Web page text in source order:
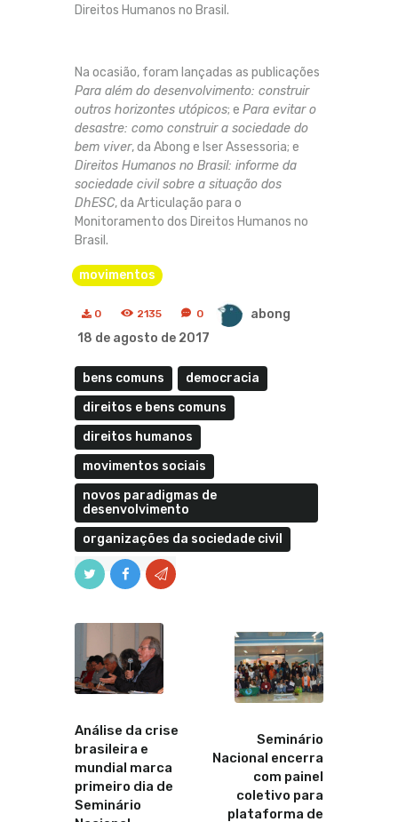
Direitos Humanos no Brasil.
Na ocasião, foram lançadas as publicações
Para além do desenvolvimento: construir
outros horizontes utópicos; e Para evitar o
desastre: como construir a sociedade do
bem viver, da Abong e Iser Assessoria; e
Direitos Humanos no Brasil: informe da
sociedade civil sobre a situação dos
DhESC, da Articulação para o
Monitoramento dos Direitos Humanos no
Brasil.
movimentos
0 2135 0
abong
18 de agosto de 2017
bens comuns
democracia
direitos e bens comuns
direitos humanos
movimentos sociais
novos paradigmas de
desenvolvimento
organizações da sociedade civil
Análise da crise
brasileira e
mundial marca
primeiro dia de
Seminário
Seminário
Nacional encerra
com painel
coletivo para
plataforma de